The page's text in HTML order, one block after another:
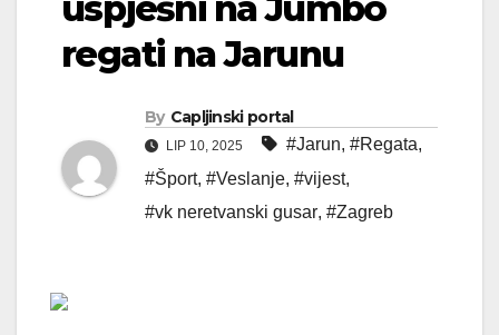
regati na Jarunu
By Capljinski portal
LIP 10, 2025 #Jarun, #Regata,
#Šport, #Veslanje, #vijest,
#vk neretvanski gusar, #Zagreb